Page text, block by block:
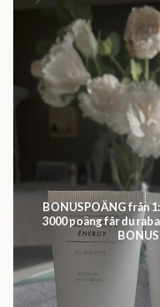
BONUSPOÄNG från
3000 poäng får du